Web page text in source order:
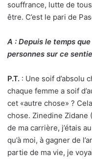
souffrance, lutte de
être. C’est le pari de
A : Depuis le temps
personnes sur ce
P.T. : Une soif d’absolu
chaque femme a soif
cet «autre chose» ?
chose. Zinedine Zidane
de ma carrière, j’étais
qu’à moi, à gagner de
partie de ma vie, je